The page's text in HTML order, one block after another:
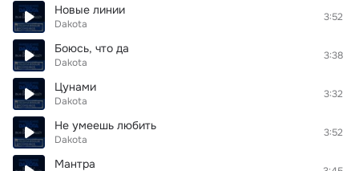
Новые линии
Dakota
3:52
Боюсь, что да
Dakota
3:38
Цунами
Dakota
3:32
Не умеешь любить
Dakota
3:52
Мантра